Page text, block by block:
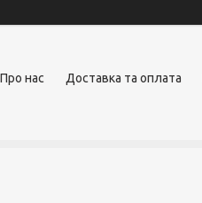
Про нас Доставка та оплата